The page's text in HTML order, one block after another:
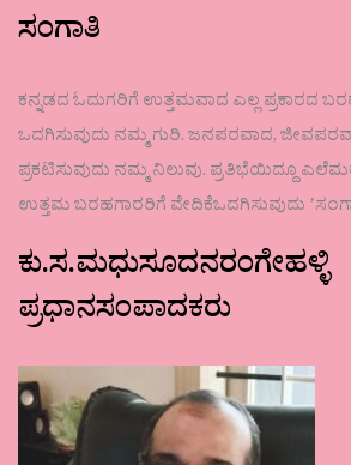
ಸಂಗಾತಿ
ಕನ್ನಡದ ಓದುಗರಿಗೆ ಉತ್ತಮವಾದ ಎಲ್ಲ ಪ್ರಕಾರದ
ಒದಗಿಸುವುದು ನಮ್ಮ ಗುರಿ. ಜನಪರವಾದ,
ಪ್ರಕಟಿಸುವುದು ನಮ್ಮ ನಿಲುವು. ಪ್ರತಿಭೆಯಿದ್ದೂ
ಉತ್ತಮ ಬರಹಗಾರರಿಗೆ ವೇದಿಕೆಒದಗಿಸುವುದು
ಕು.ಸ.ಮಧುಸೂದನರಂಗೇಹಳ್ಳಿ
ಪ್ರಧಾನಸಂಪಾದಕರು